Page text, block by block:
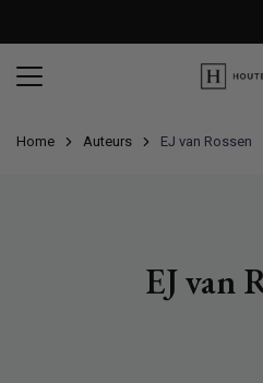
content
Home Auteurs EJ van Rossen
EJ van